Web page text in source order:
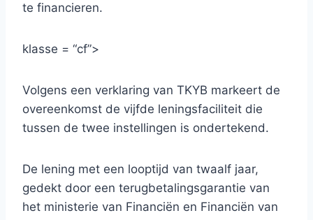
te financieren.
klasse = “cf”>
Volgens een verklaring van TKYB markeert de
overeenkomst de vijfde leningsfaciliteit die
tussen de twee instellingen is ondertekend.
De lening met een looptijd van twaalf jaar,
gedekt door een terugbetalingsgarantie van
het ministerie van Financiën en Financiën van